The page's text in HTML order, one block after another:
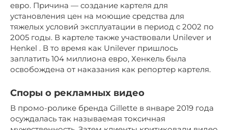
евро. Причина — создание картеля для
установления цен на моющие средства для
тяжелых условий эксплуатации в период с 2002 по
2005 годы. В картеле также участвовали Unilever и
Henkel . В то время как Unilever пришлось
заплатить 104 миллиона евро, Хенкель была
освобождена от наказания как репортер картеля.
Споры о рекламных видео
В промо-ролике бренда Gillette в январе 2019 года
осуждалась так называемая токсичная